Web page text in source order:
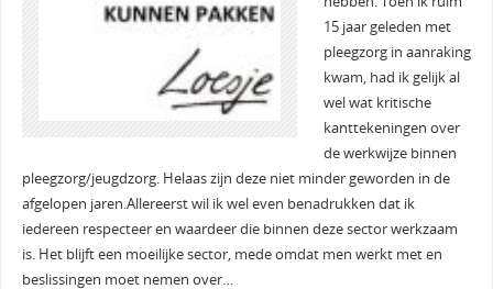
15 jaar geleden met
pleegzorg in aanraking
kwam, had ik gelijk al
wel wat kritische
kanttekeningen over
de werkwijze binnen
pleegzorg/jeugdzorg. Helaas zijn deze niet minder geworden in de
afgelopen jaren.Allereerst wil ik wel even benadrukken dat ik
iedereen respecteer en waardeer die binnen deze sector werkzaam
is. Het blijft een moeilijke sector, mede omdat men werkt met en
beslissingen moet nemen over…